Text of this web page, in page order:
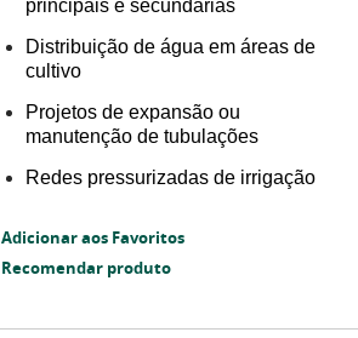
principais e secundárias
Distribuição de água em áreas de
cultivo
Projetos de expansão ou
manutenção de tubulações
Redes pressurizadas de irrigação
Adicionar aos Favoritos
Recomendar produto